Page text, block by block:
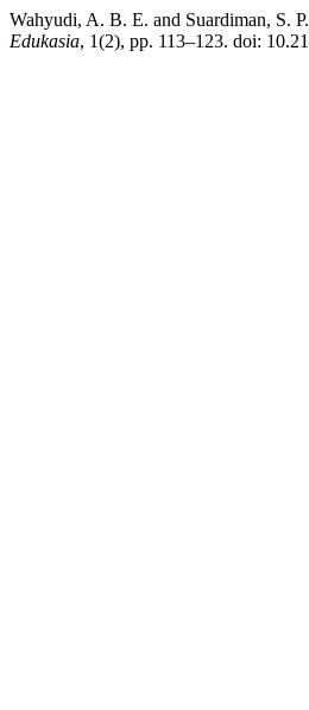
Wahyudi, A. B. E. and Suardiman,
Edukasia, 1(2), pp. 113–123. doi: